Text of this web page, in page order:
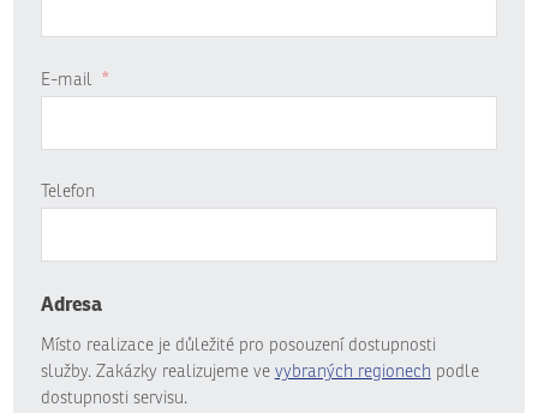
E-mail *
Telefon
Adresa
Místo realizace je důležité pro posouzení dostupnosti
služby. Zakázky realizujeme ve vybraných regionech podle
dostupnosti servisu.